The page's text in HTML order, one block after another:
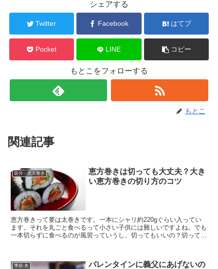
シェアする
Twitter Facebook はてブ
Pocket LINE コピー
もとこをフォローする
もとこ
関連記事
節分・恵方巻き
恵方巻きは切っても大丈夫？大き
い恵方巻きの切り方のコツ
恵方巻きって要は太巻きです。一本にシャリ約220gぐらい入ってい
ます。それを丸ごと食べるって小さい子供には難しいですよね。でも
一本切らずに食べるのが風習っていうし、切ってもいいの？切ってい
季節-冬
バレンタインに義父にあげないの